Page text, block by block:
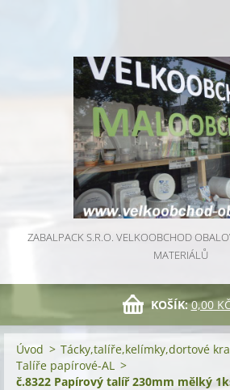
ZABALPACK S.R.O. VELKOOBCHOD
MATERIÁLŮ
KOŠÍK: 0,00
Úvod > Tácky,talíře,kelímky,dortové
Talíře papírové-AL >
č.8322 Papírový talíř 230mm mělký